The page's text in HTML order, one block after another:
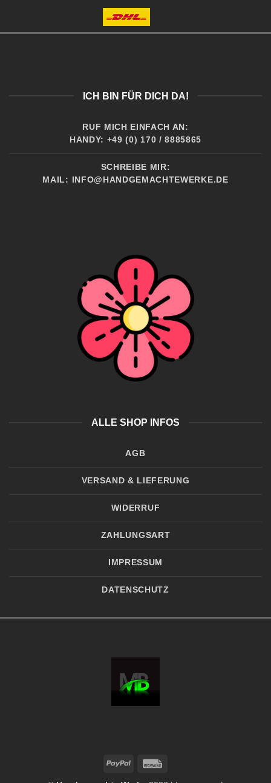
ICH BIN FÜR DICH DA!
RUF MICH EINFACH AN:
HANDY: +49 (0) 170 / 8885865
SCHREIBE MIR:
MAIL: INFO@HANDGEMACHTEWERKE.DE
ALLE SHOP INFOS
AGB
VERSAND & LIEFERUNG
WIDERRUF
ZAHLUNGSART
IMPRESSUM
DATENSCHUTZ
PayPal